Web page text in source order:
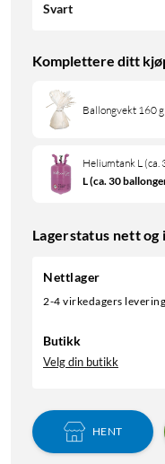
Svart
Komplettere ditt
Ballongvekt 160
Heliumtank L (ca.
L (ca. 30
Lagerstatus nett og
Nettlager
2-4 virkedagers
Butikk
Velg din butikk
HENT